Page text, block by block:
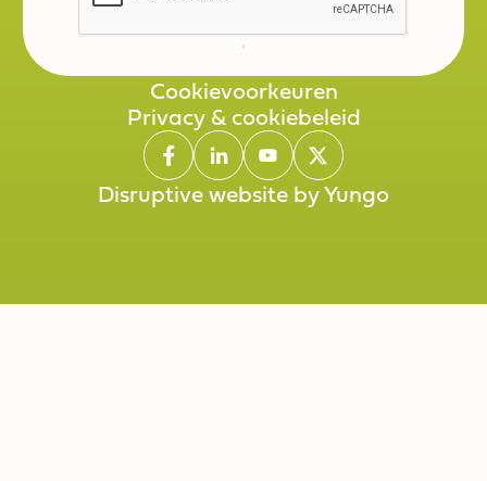
Cookievoorkeuren
Aanpassen
Privacy & cookiebeleid
Privacy & cookiebeleid
Disruptive website by Yungo